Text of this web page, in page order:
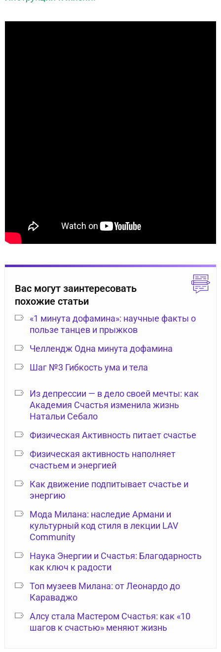
Вас могут заинтересовать
похожие статьи
«1 минута дофамина»: научные факты о
пользе танцев и прыжков
Челлендж Одна минута дофамина
Шаг №3 Гибкость ума и тела
Из депрессии — в дело своей мечты: как
Академия Счастья изменила жизнь
Натальи Себало
Физическая Активность питает счастье
Физическая активность наполняет
счастьем и энергией
Как движение подпитывает счастье и
энергию
Мода Милана: наследие Армани и
культурный код стиля в лекции LAV
Community
Наука Энергии и Счастья: Благодарность
как ключ к радости
Топ музеев Милана: от Леонардо до
Караваджо
Алсу стала Мастером Счастья: как «10
шагов к счастью» меняют жизнь